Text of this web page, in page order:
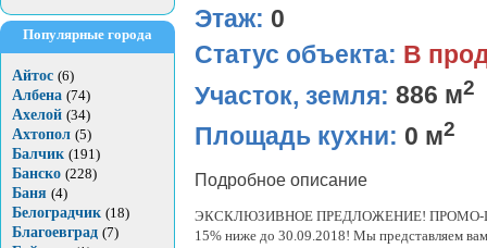
Популярные города
Айтос (6)
Албена (74)
Ахелой (34)
Ахтопол (5)
Балчик (191)
Банско (228)
Баня (4)
Белоградчик (18)
Благоевград (7)
Этаж: 0
Статус объекта: В
Участок, земля: 886 м2
Площадь кухни: 0 м2
Подробное описание
ЭКСКЛЮЗИВНОЕ ПРЕДЛОЖЕНИЕ! ПРОМО-
15% ниже до 30.09.2018! Мы представляем